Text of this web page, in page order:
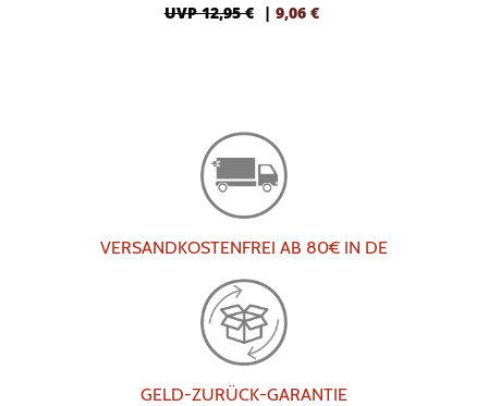
UVP 12,95 € | 9,06 €
VERSANDKOSTENFREI AB 80€ IN DE
GELD-ZURÜCK-GARANTIE